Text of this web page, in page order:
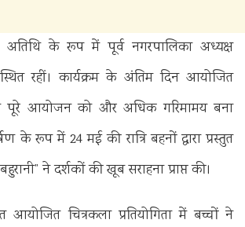
अतिथि के रूप में पूर्व नगरपालिका अध्यक्ष
रहीं। कार्यक्रम के अंतिम दिन आयोजित
पूरे आयोजन को और अधिक गरिमामय बना
के रूप में 24 मई की रात्रि बहनों द्वारा प्रस्तुत
ने दर्शकों की खूब सराहना प्राप्त की।
आयोजित चित्रकला प्रतियोगिता में बच्चों ने